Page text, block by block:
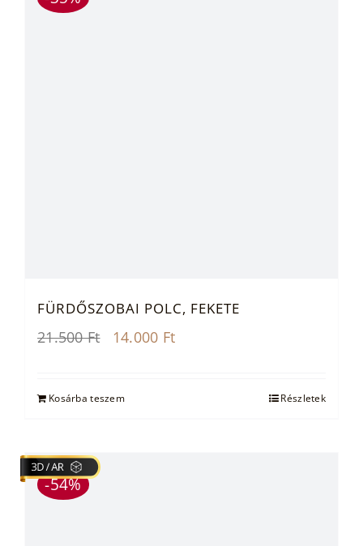
FÜRDŐSZOBAI POLC, FEKETE
21.500Ft
Original
21.500 Ft.
14.000 Ft
Kosárba teszem Részletek
-54%